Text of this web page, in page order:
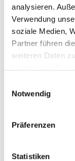
analysieren.
Verwendung
soziale Medien,
Partner führen
weiteren Daten
Notwendig
Präferenzen
Statistiken
Neue
13585 Berlin
Tel.:030-130-10
Anfahrt